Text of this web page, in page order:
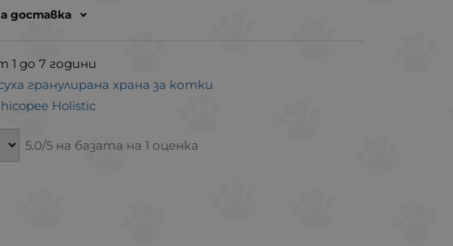
доставка
1 до 7 години
гранулирана храна за котки
Holistic
5.0/5 на базата на 1 оценка